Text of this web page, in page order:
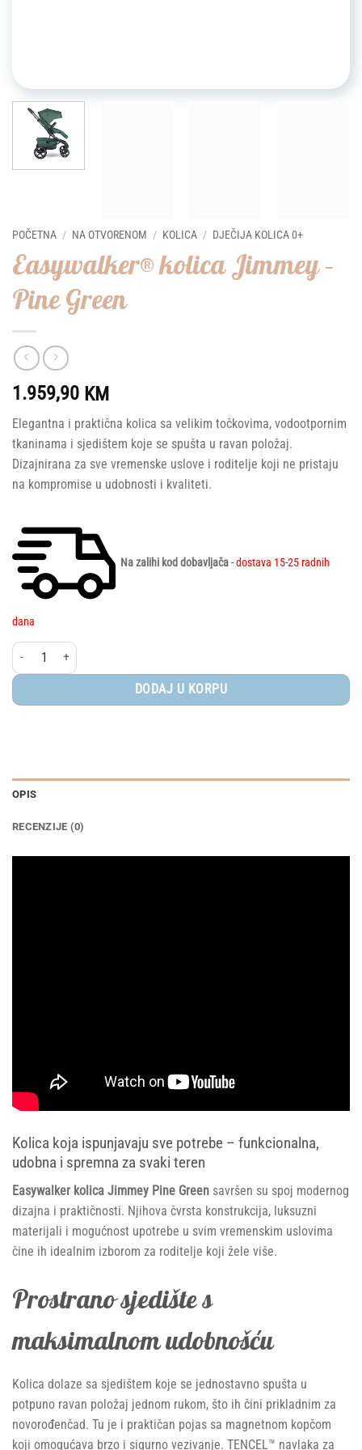
POČETNA / NA OTVORENOM / KOLICA / DJEČIJA KOLICA 0+
Easywalker® kolica Jimmey –
Pine Green
1.959,90 KM
Elegantna i praktična kolica sa velikim točkovima, vodootpornim
tkaninama i sjedištem koje se spušta u ravan položaj.
Dizajnirana za sve vremenske uslove i roditelje koji ne pristaju
na kompromise u udobnosti i kvaliteti.
Na zalihi kod dobavljača- dostava 15-25 radnih
dana
Easywalker® kolica Jimmey - Pine Green količina
DODAJ U KORPU
OPIS
RECENZIJE (0)
Kolica koja ispunjavaju sve potrebe – funkcionalna,
udobna i spremna za svaki teren
Easywalker kolica Jimmey Pine Green savršen su spoj modernog
dizajna i praktičnosti. Njihova čvrsta konstrukcija, luksuzni
materijali i mogućnost upotrebe u svim vremenskim uslovima
čine ih idealnim izborom za roditelje koji žele više.
Prostrano sjedište s
maksimalnom udobnošću
Kolica dolaze sa sjedištem koje se jednostavno spušta u
potpuno ravan položaj jednom rukom, što ih čini prikladnim za
novorođenčad. Tu je i praktičan pojas sa magnetnom kopčom
koji omogućava brzo i sigurno vezivanje. TENCEL™ navlaka za